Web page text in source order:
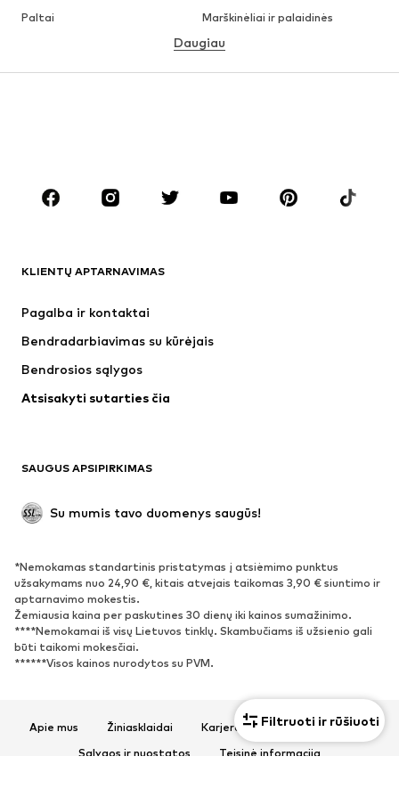
Filtruoti ir rūšiuoti
Paltai
Marškinėliai ir palaidinės
Apatiniai
Sijonai
Palaidinės ir tunikos
Aksesuarai
Premium
Naujienos
Apatiniai
Paltai
Proginiai
Išskirtiniai
BATAI
Naujienos
Sportbačiai
Aulinukai
Batai su kulniukais
Auliniai batai
Balerinos
Įsispiriami bateliai
Šlepetės
Daugiau
KLIENTŲ APTARNAVIMAS
Pagalba ir kontaktai
Bendradarbiavimas su kūrėjais
Bendrosios sąlygos
Atsisakyti sutarties čia
SAUGUS APSIPIRKIMAS
Su mumis tavo duomenys saugūs!
*Nemokamas standartinis pristatymas į atsiėmimo punktus
užsakymams nuo 24,90 €, kitais atvejais taikomas 3,90 € siuntimo ir
aptarnavimo mokestis.
Žemiausia kaina per paskutines 30 dienų iki kainos sumažinimo.
****Nemokamai iš visų Lietuvos tinklų. Skambučiams iš užsienio gali
būti taikomi mokesčiai.
******Visos kainos nurodytos su PVM.
Apie mus Žiniasklaidai Karjera
Privatumo politika
Sąlygos ir nuostatos
Teisinė informacija